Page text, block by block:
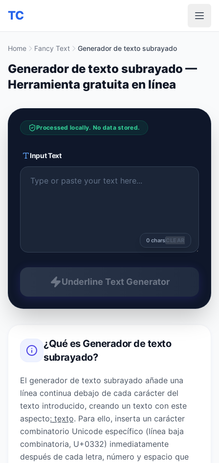
TC
Home Fancy Text Generador de texto subrayado
Generador de texto subrayado —
Herramienta gratuita en línea
Processed locally. No data stored.
Input Text
0 charsCLEAR
Underline Text Generator
¿Qué es Generador de texto
subrayado?
El generador de texto subrayado añade una
línea continua debajo de cada carácter del
texto introducido, creando un texto con este
aspecto: ̲t̲e̲x̲t̲o̲. Para ello, inserta un carácter
combinatorio Unicode específico (línea baja
combinatoria, U+0332) inmediatamente
después de cada letra, número y espacio que